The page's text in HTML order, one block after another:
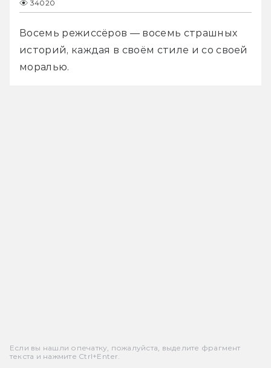
34020
Восемь режиссёров — восемь страшных
историй, каждая в своём стиле и со своей
моралью.
Если вы нашли опечатку, пожалуйста, выделите фрагмент
текста и нажмите Ctrl+Enter.